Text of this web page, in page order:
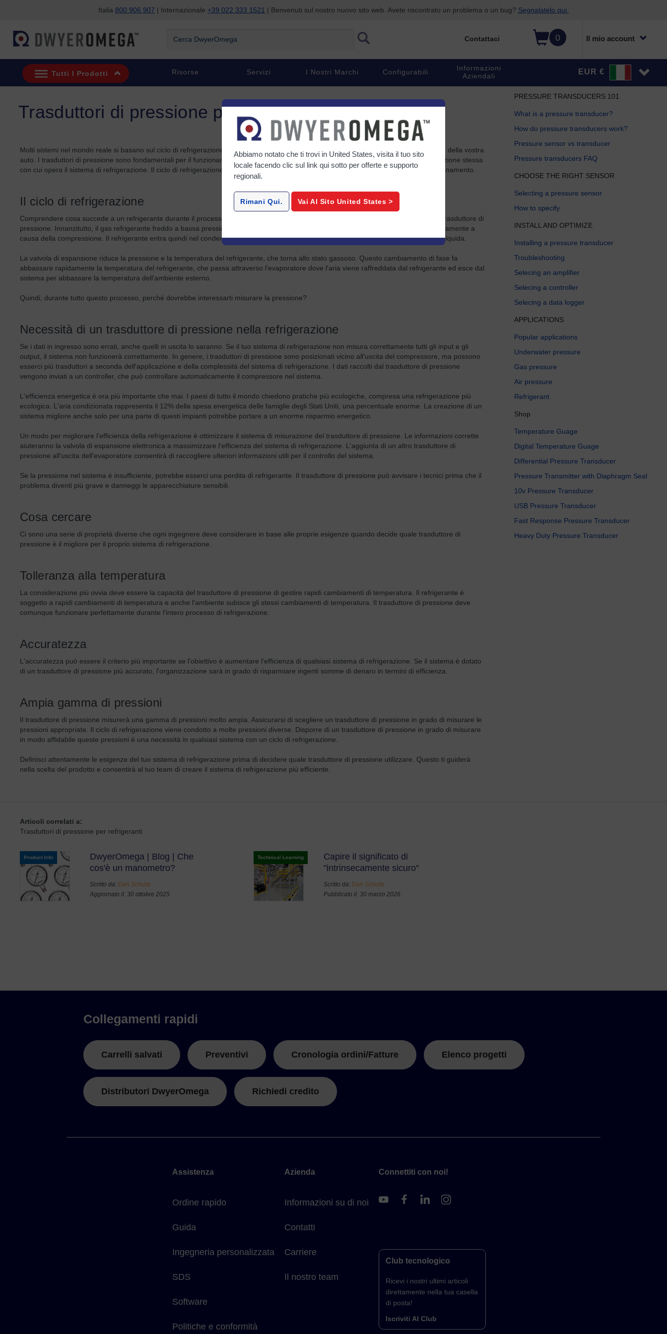
Italia 800 906 907 | Internazionale +39 022 333 1521 | Benvenuti sul nostro nuovo sito web. Avete riscontrato un problema o un bug? Segnalatelo qui.
0 Il mio account
Contattaci
Tutti I Prodotti Risorse Servizi I Nostri Marchi Configurabili
Informazioni
Aziendali
EUR €
Trasduttori di pressione per refrigeranti
Molti sistemi nel mondo reale si basano sul ciclo di refrigerazione, dai grandi impianti di refrigerazione dei supermercati al climatizzatore della vostra
auto. I trasduttori di pressione sono fondamentali per il funzionamento di tutti i sistemi di refrigerazione. Essi aiutano a controllare la funzione stessa
con cui opera il sistema di refrigerazione. Il ciclo di refrigerazione fa parte di tutti questi sistemi ed è necessario per il loro corretto funzionamento.
Il ciclo di refrigerazione
Comprendere cosa succede a un refrigerante durante il processo di refrigerazione può essere utile per capire perché è necessario un trasduttore di
pressione. Innanzitutto, il gas refrigerante freddo a bassa pressione entra nel compressore, dove la temperatura del gas aumenta rapidamente a
causa della compressione. Il refrigerante entra quindi nel condensatore, dove rilascia calore all'ambiente esterno e si condensa in fase liquida.
La valvola di espansione riduce la pressione e la temperatura del refrigerante, che torna allo stato gassoso. Questo cambiamento di fase fa
abbassare rapidamente la temperatura del refrigerante, che passa attraverso l'evaporatore dove l'aria viene raffreddata dal refrigerante ed esce dal
sistema per abbassare la temperatura dell'ambiente esterno.
Quindi, durante tutto questo processo, perché dovrebbe interessarti misurare la pressione?
Necessità di un trasduttore di pressione nella refrigerazione
Se i dati in ingresso sono errati, anche quelli in uscita lo saranno. Se il tuo sistema di refrigerazione non misura correttamente tutti gli input e gli
output, il sistema non funzionerà correttamente. In genere, i trasduttori di pressione sono posizionati vicino all'uscita del compressore, ma possono
esserci più trasduttori a seconda dell'applicazione e della complessità del sistema di refrigerazione. I dati raccolti dal trasduttore di pressione
vengono inviati a un controller, che può controllare automaticamente il compressore nel sistema.
L'efficienza energetica è ora più importante che mai. I paesi di tutto il mondo chiedono pratiche più ecologiche, compresa una refrigerazione più
ecologica. L'aria condizionata rappresenta il 12% della spesa energetica delle famiglie degli Stati Uniti, una percentuale enorme. La creazione di un
sistema migliore anche solo per una parte di questi impianti potrebbe portare a un enorme risparmio energetico.
Un modo per migliorare l'efficienza della refrigerazione è ottimizzare il sistema di misurazione del trasduttore di pressione. Le informazioni corrette
aiuteranno la valvola di espansione elettronica a massimizzare l'efficienza del sistema di refrigerazione. L'aggiunta di un altro trasduttore di
pressione all'uscita dell'evaporatore consentirà di raccogliere ulteriori informazioni utili per il controllo del sistema.
Se la pressione nel sistema è insufficiente, potrebbe esserci una perdita di refrigerante. Il trasduttore di pressione può avvisare i tecnici prima che il
problema diventi più grave e danneggi le apparecchiature sensibili.
Cosa cercare
Ci sono una serie di proprietà diverse che ogni ingegnere deve considerare in base alle proprie esigenze quando decide quale trasduttore di
pressione è il migliore per il proprio sistema di refrigerazione.
Tolleranza alla temperatura
La considerazione più ovvia deve essere la capacità del trasduttore di pressione di gestire rapidi cambiamenti di temperatura. Il refrigerante è
soggetto a rapidi cambiamenti di temperatura e anche l'ambiente subisce gli stessi cambiamenti di temperatura. Il trasduttore di pressione deve
comunque funzionare perfettamente durante l'intero processo di refrigerazione.
Accuratezza
L'accuratezza può essere il criterio più importante se l'obiettivo è aumentare l'efficienza di qualsiasi sistema di refrigerazione. Se il sistema è dotato
di un trasduttore di pressione più accurato, l'organizzazione sarà in grado di risparmiare ingenti somme di denaro in termini di efficienza.
Ampia gamma di pressioni
Il trasduttore di pressione misurerà una gamma di pressioni molto ampia. Assicurarsi di scegliere un trasduttore di pressione in grado di misurare le
pressioni appropriate. Il ciclo di refrigerazione viene condotto a molte pressioni diverse. Disporre di un trasduttore di pressione in grado di misurare
in modo affidabile queste pressioni è una necessità in qualsiasi sistema con un ciclo di refrigerazione.
Definisci attentamente le esigenze del tuo sistema di refrigerazione prima di decidere quale trasduttore di pressione utilizzare. Questo ti guiderà
nella scelta del prodotto e consentirà al tuo team di creare il sistema di refrigerazione più efficiente.
Articoli correlati a:
Trasduttori di pressione per refrigeranti
Product Info
DwyerOmega | Blog | Che
cos'è un manometro?
Scritto da:Dan Schultz
Aggiornato il: 30 ottobre 2025
Technical Learning
Capire il significato di
"intrinsecamente sicuro"
Scritto da: Dan Schultz
Pubblicato il: 30 marzo 2026
PRESSURE TRANSDUCERS 101
What is a pressure transducer?
How do pressure transducers work?
Pressure sensor vs transducer
Pressure transducers FAQ
CHOOSE THE RIGHT SENSOR
Selecting a pressure sensor
How to specify
INSTALL AND OPTIMIZE
Installing a pressure transducer
Troubleshooting
Selecing an amplifier
Selecing a controller
Selecing a data logger
APPLICATIONS
Popular applications
Underwater pressure
Gas pressure
Air pressure
Refrigerant
Shop
Temperature Guage
Digital Temperature Guage
Differential Pressure Transducer
Pressure Transmitter with Diaphragm Seal
10v Pressure Transducer
USB Pressure Transducer
Fast Response Pressure Transducer
Heavy Duty Pressure Transducer
Collegamenti rapidi
Carrelli salvati Preventivi Cronologia ordini/Fatture Elenco progetti
Distributori DwyerOmega Richiedi credito
Assistenza
Ordine rapido
Guida
Ingegneria personalizzata
SDS
Software
Politiche e conformità
Azienda
Informazioni su di noi
Contatti
Carriere
Il nostro team
Connettiti con noi!
Club tecnologico
Ricevi i nostri ultimi articoli
direttamente nella tua casella
di posta!
Iscriviti Al Club
Abbiamo notato che ti trovi in United States, visita il tuo sito
locale facendo clic sul link qui sotto per offerte e supporto
regionali.
Rimani Qui. Vai Al Sito United States >